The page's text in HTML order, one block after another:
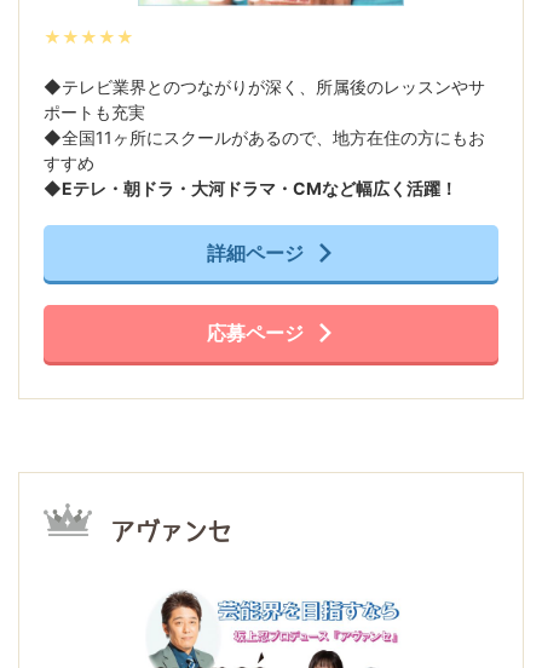
★★★★★
◆テレビ業界とのつながりが深く、所属後のレッスンやサ
ポートも充実
◆全国11ヶ所にスクールがあるので、地方在住の方にもお
すすめ
◆Eテレ・朝ドラ・大河ドラマ・CMなど幅広く活躍！
詳細ページ
応募ページ
アヴァンセ